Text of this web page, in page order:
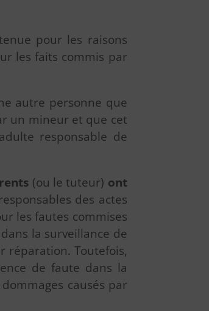
pour les raisons
les faits commis par
autre personne que
un mineur et que cet
responsable de
(ou le tuteur) ont
des actes
les fautes commises
la surveillance de
réparation. Toutefois,
de faute dans la
causés par